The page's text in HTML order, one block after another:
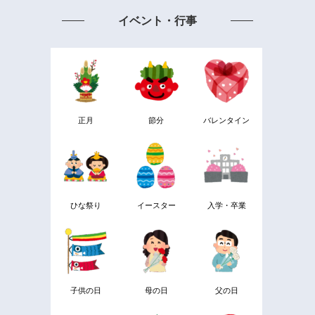
イベント・行事
正月 節分 バレンタイン
ひな祭り イースター 入学・卒業
子供の日 母の日 父の日